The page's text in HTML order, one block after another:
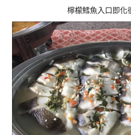
檸檬鱈魚入口即化